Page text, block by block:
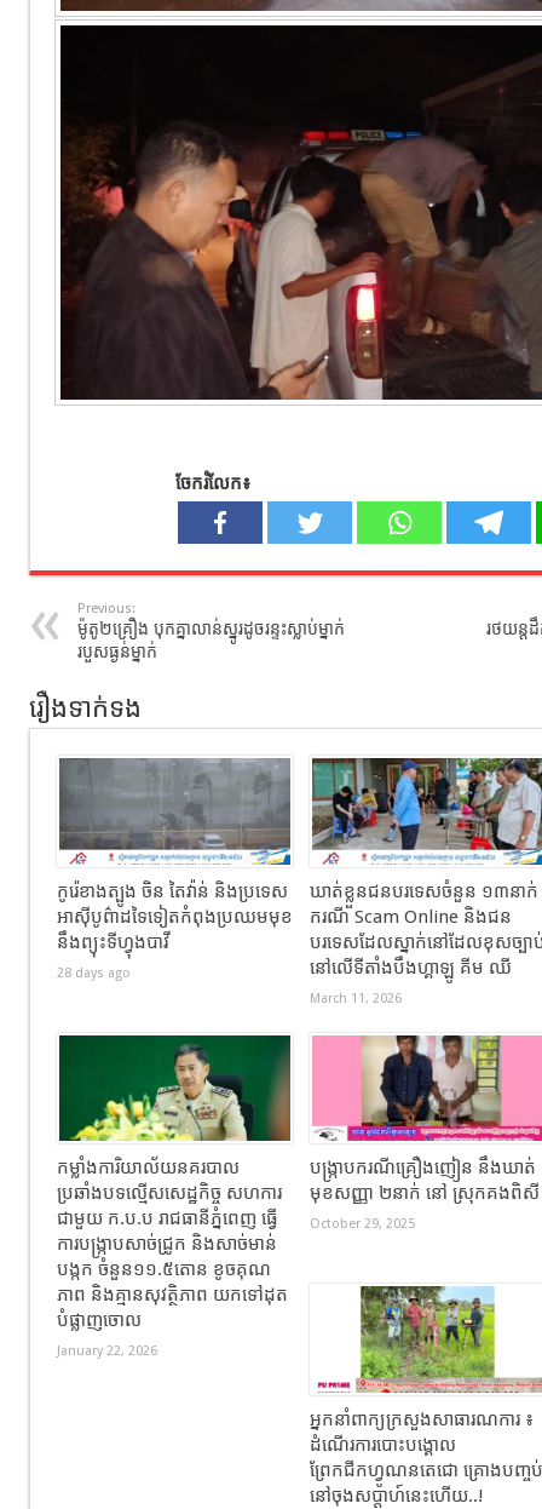
ចែករំលែក៖
Previous:
ម៉ូតូ២គ្រឿង បុក​គ្នាលាន់ស្នូរដូចរន្ទះស្លាប់ម្នាក់
របួសធ្ងន់ម្នាក់
រថយន្ត
រឿងទាក់ទង
កូរ៉េខាងត្បូង ចិន តៃវ៉ាន់ និងប្រទេស
អាស៊ីបូព៌ាដទៃទៀតកំពុងប្រឈមមុខ
នឹងព្យុះទីហ្វុងបាវី
28 days ago
ឃាត់ខ្លួនជនបរទេសចំនួន ១៣នាក់
ករណី Scam Online និងជន
បរទេសដែលស្នាក់នៅដែលខុសច្បា
នៅលើទីតាំងបឹងហ្គាឡូ គីម ឈី
March 11, 2026
កម្លាំងការិយាល័យនគរបាល
ប្រឆាំងបទល្មើសសេដ្ឋកិច្ច សហការ
ជាមួយ ក.ប.ប រាជធានីភ្នំពេញ ធ្វើ
ការបង្ក្រាបសាច់ជ្រូក និងសាច់មាន់
បង្កក ចំនួន១១.៥តោន ខូចគុណ
ភាព និងគ្មានសុវត្ថិភាព យកទៅដុត
បំផ្លាញចោល
January 22, 2026
បង្ក្រាបករណីគ្រឿងញៀន នឹងឃាត់
មុខសញ្ញា ២នាក់ នៅ ស្រុកគងពិ
October 29, 2025
អ្នកនាំពាក្យក្រសួងសាធារណការ ៖
ដំណើរការបោះបង្គោល
ព្រែកជីកហ្វូណនតេជោ គ្រោងបញ្ចប់
នៅចុងសប្តាហ៍នេះហើយ..!